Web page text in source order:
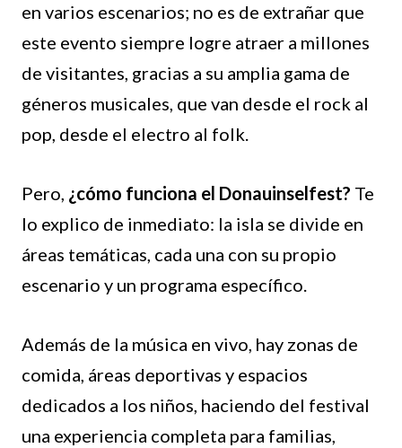
en varios escenarios; no es de extrañar que
este evento siempre logre atraer a millones
de visitantes, gracias a su amplia gama de
géneros musicales, que van desde el rock al
pop, desde el electro al folk.
Pero, ¿cómo funciona el Donauinselfest? Te
lo explico de inmediato: la isla se divide en
áreas temáticas, cada una con su propio
escenario y un programa específico.
Además de la música en vivo, hay zonas de
comida, áreas deportivas y espacios
dedicados a los niños, haciendo del festival
una experiencia completa para familias,